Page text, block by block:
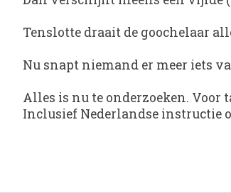
Tenslotte draait de goochelaar
Nu snapt niemand er meer iets
Alles is nu te onderzoeken. Voor
Inclusief Nederlandse instructie